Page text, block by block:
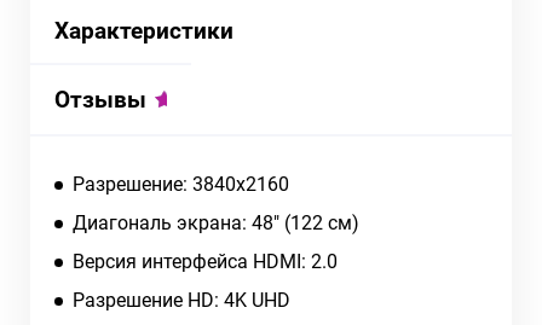
Характеристики
Отзывы
Разрешение: 3840x2160
Диагональ экрана: 48" (122 см)
Версия интерфейса HDMI: 2.0
Разрешение HD: 4K UHD